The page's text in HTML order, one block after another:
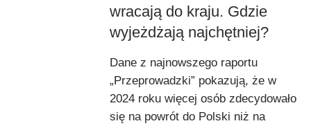
wracają do kraju. Gdzie
wyjeżdżają najchętniej?
Dane z najnowszego raportu
„Przeprowadzki” pokazują, że w
2024 roku więcej osób zdecydowało
się na powrót do Polski niż na